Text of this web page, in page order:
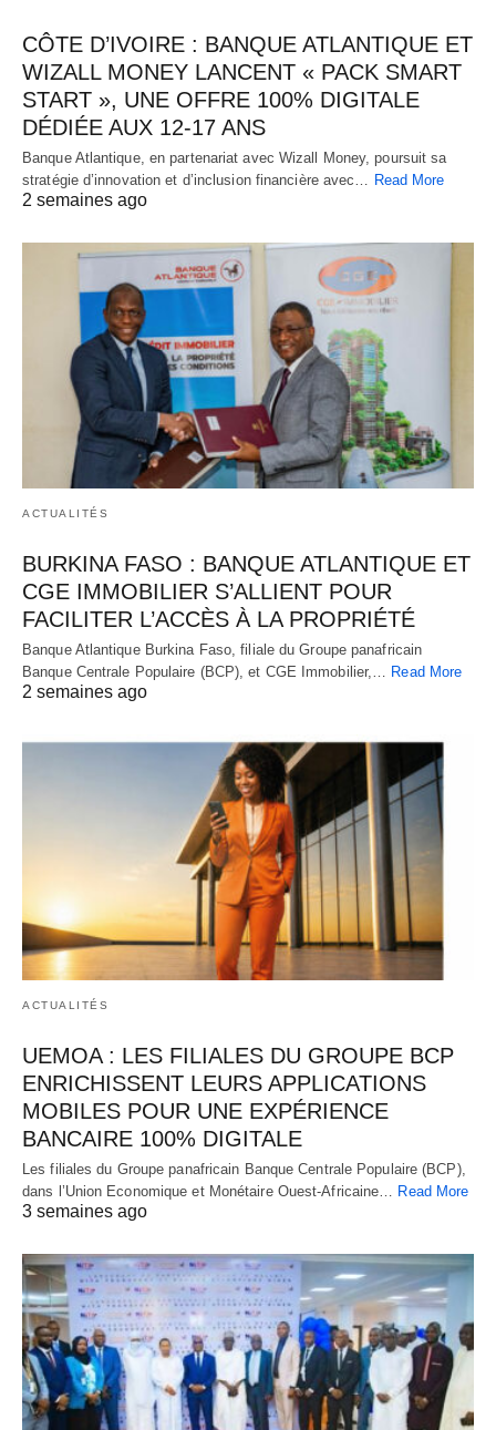
CÔTE D’IVOIRE : BANQUE ATLANTIQUE ET
WIZALL MONEY LANCENT « PACK SMART
START », UNE OFFRE 100% DIGITALE
DÉDIÉE AUX 12-17 ANS
Banque Atlantique, en partenariat avec Wizall Money, poursuit sa
stratégie d’innovation et d’inclusion financière avec… Read More
2 semaines ago
ACTUALITÉS
BURKINA FASO : BANQUE ATLANTIQUE ET
CGE IMMOBILIER S’ALLIENT POUR
FACILITER L’ACCÈS À LA PROPRIÉTÉ
Banque Atlantique Burkina Faso, filiale du Groupe panafricain
Banque Centrale Populaire (BCP), et CGE Immobilier,…
Read More
2 semaines ago
ACTUALITÉS
UEMOA : LES FILIALES DU GROUPE BCP
ENRICHISSENT LEURS APPLICATIONS
MOBILES POUR UNE EXPÉRIENCE
BANCAIRE 100% DIGITALE
Les filiales du Groupe panafricain Banque Centrale Populaire (BCP),
dans l’Union Economique et Monétaire Ouest-Africaine… Read More
3 semaines ago